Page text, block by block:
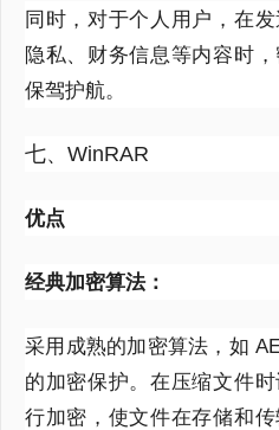
同时，对于个人用户，在
隐私、财务信息等内容时
保驾护航。
七、WinRAR
优点
经典加密算法：
采用成熟的加密算法，如
的加密保护。在压缩文件
行加密，使文件在存储和